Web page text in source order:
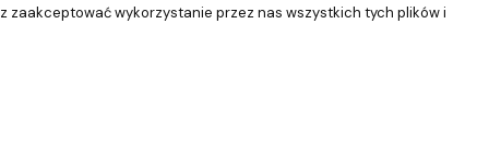
zaakceptować wykorzystanie przez nas wszystkich tych plików i